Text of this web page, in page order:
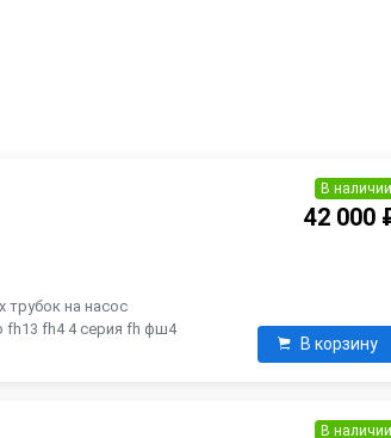
трубок на насос
fh13 fh4 4 серия fh фш4
В наличии
42 000
В корзину
В наличии